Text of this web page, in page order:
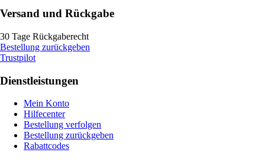
Versand und Rückgabe
30 Tage Rückgaberecht
Bestellung zurückgeben
Trustpilot
Dienstleistungen
Mein Konto
Hilfecenter
Bestellung verfolgen
Bestellung zurückgeben
Rabattcodes